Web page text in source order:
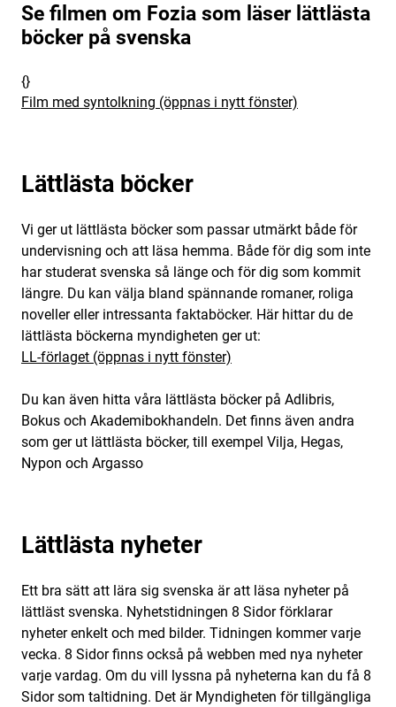
Se filmen om Fozia som läser lättlästa
böcker på svenska
{}
Film med syntolkning (öppnas i nytt fönster)
Lättlästa böcker
Vi ger ut lättlästa böcker som passar utmärkt både för
undervisning och att läsa hemma. Både för dig som inte
har studerat svenska så länge och för dig som kommit
längre. Du kan välja bland spännande romaner, roliga
noveller eller intressanta faktaböcker. Här hittar du de
lättlästa böckerna myndigheten ger ut:
LL-förlaget (öppnas i nytt fönster)
Du kan även hitta våra lättlästa böcker på Adlibris,
Bokus och Akademibokhandeln. Det finns även andra
som ger ut lättlästa böcker, till exempel Vilja, Hegas,
Nypon och Argasso
Lättlästa nyheter
Ett bra sätt att lära sig svenska är att läsa nyheter på
lättläst svenska. Nyhetstidningen 8 Sidor förklarar
nyheter enkelt och med bilder. Tidningen kommer varje
vecka. 8 Sidor finns också på webben med nya nyheter
varje vardag. Om du vill lyssna på nyheterna kan du få 8
Sidor som taltidning. Det är Myndigheten för tillgängliga